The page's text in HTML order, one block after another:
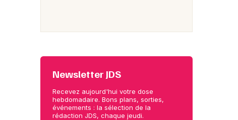
Newsletter JDS
Recevez aujourd'hui votre dose
hebdomadaire. Bons plans, sorties,
événements : la sélection de la
rédaction JDS, chaque jeudi.